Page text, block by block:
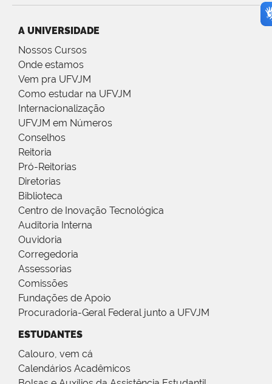
A UNIVERSIDADE
Nossos Cursos
Onde estamos
Vem pra UFVJM
Como estudar na UFVJM
Internacionalização
UFVJM em Números
Conselhos
Reitoria
Pró-Reitorias
Diretorias
Biblioteca
Centro de Inovação Tecnológica
Auditoria Interna
Ouvidoria
Corregedoria
Assessorias
Comissões
Fundações de Apoio
Procuradoria-Geral Federal junto a UFVJM
ESTUDANTES
Calouro, vem cá
Calendários Acadêmicos